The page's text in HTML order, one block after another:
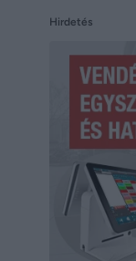
Hirdetés